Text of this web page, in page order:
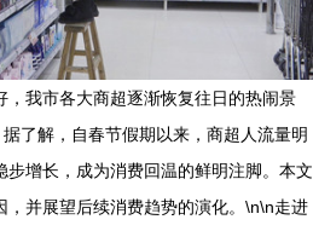
，我市各大商超逐渐恢复往日的热闹景
了解，自春节假期以来，商超人流量明
步增长，成为消费回温的鲜明注脚。本文
，并展望后续消费趋势的演化。\n\n走进